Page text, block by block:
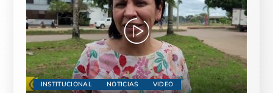
INSTITUCIONAL NOTICIAS VIDEO